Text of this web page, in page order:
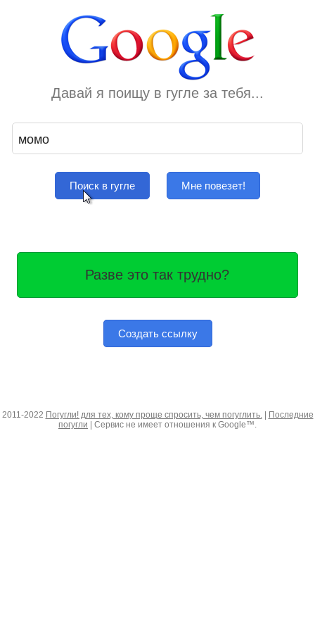
Давай я поищу в гугле за тебя...
Поиск в гугле Мне повезет!
Разве это так трудно?
Создать ссылку
2011-2022 Погугли! для тех, кому проще спросить, чем погуглить.|
Последние
погугли | Сервис не имеет отношения к Google™.